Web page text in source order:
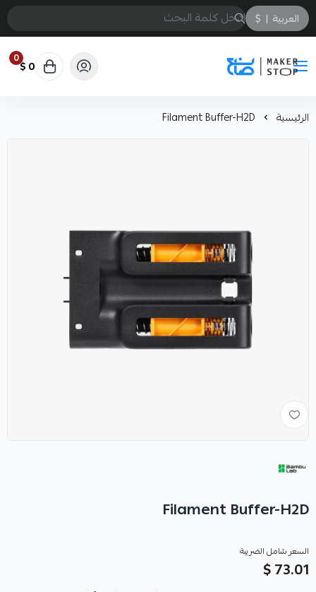
العربية |
$
صانع
0 0 $
الرئيسية Filament Buffer-H2D
Filament Buffer-H2D
السعر شامل الضريبة
73.01 $